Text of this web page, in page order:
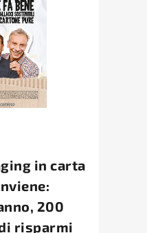
in carta
200
risparmi